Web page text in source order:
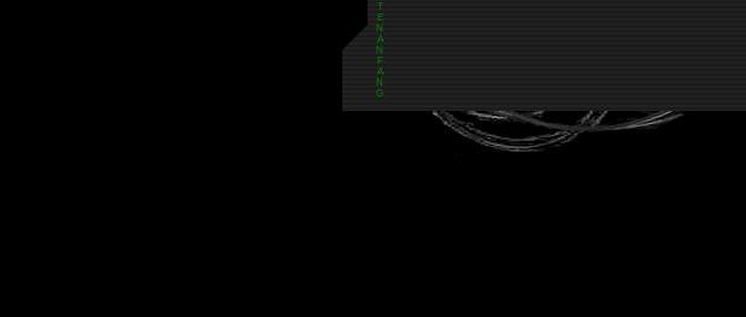
T
E
N
A
N
F
A
N
G